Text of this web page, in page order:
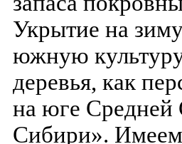
Укрытие на
южную
деревья, как
на юге Средней
Сибири». Имеем